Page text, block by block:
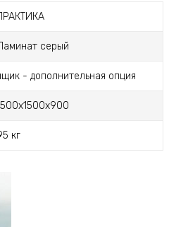
серый
- дополнительная опция
кг